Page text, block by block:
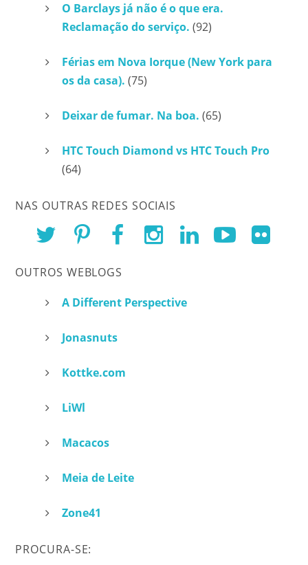
O Barclays já não é o que era.
Reclamação do serviço. (92)
Férias em Nova Iorque (New York para
os da casa). (75)
Deixar de fumar. Na boa. (65)
HTC Touch Diamond vs HTC Touch Pro
(64)
NAS OUTRAS REDES SOCIAIS
OUTROS WEBLOGS
A Different Perspective
Jonasnuts
Kottke.com
LiWl
Macacos
Meia de Leite
Zone41
PROCURA-SE: